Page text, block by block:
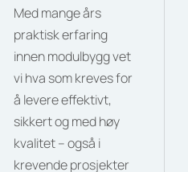
Med mange års
praktisk erfaring
innen modulbygg vet
vi hva som kreves for
å levere effektivt,
sikkert og med høy
kvalitet – også i
krevende prosjekter